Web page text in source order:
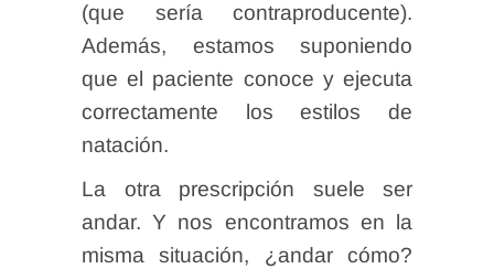
(que sería contraproducente).
Además, estamos suponiendo
que el paciente conoce y ejecuta
correctamente los estilos de
natación.
La otra prescripción suele ser
andar. Y nos encontramos en la
misma situación, ¿andar cómo?